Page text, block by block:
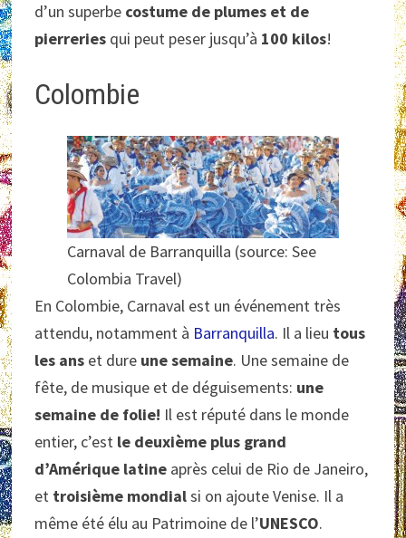
d’un superbe costume de plumes et de
pierreries qui peut peser jusqu’à 100 kilos!
Colombie
Carnaval de Barranquilla (source: See
Colombia Travel)
En Colombie, Carnaval est un événement très
attendu, notamment à Barranquilla. Il a lieu tous
les ans et dure une semaine. Une semaine de
fête, de musique et de déguisements: une
semaine de folie! Il est réputé dans le monde
entier, c’est le deuxième plus grand
d’Amérique latine après celui de Rio de Janeiro,
et troisième mondialsi on ajoute Venise. Il a
même été élu au Patrimoine de l’UNESCO.